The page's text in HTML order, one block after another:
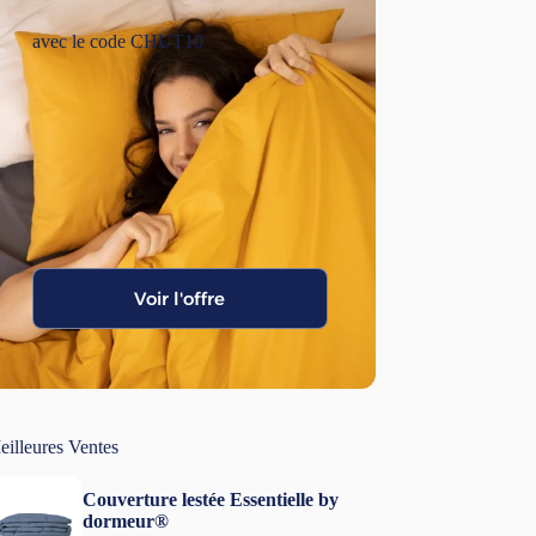
avec le code CHUT10
Voir l'offre
Ventes
Couverture lestée Essentielle by
dormeur®